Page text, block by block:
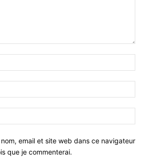
:*
:*
:
email et site web dans ce navigateur
que je commenterai.